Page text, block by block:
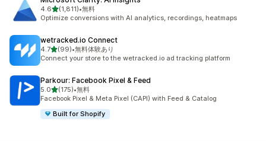
4.65つ星中
(1,811)
合計レビュー数：1811件
•無料
Optimize conversions with AI analytics, recordings, heatmaps
wetracked.io Connect
4.75つ星中
(99)
合計レビュー数：99件
•無料体験あり
Connect your store to the wetracked.io ad tracking platform
Parkour: Facebook Pixel & Feed
5.05つ星中
(175)
合計レビュー数：175件
•無料
Facebook Pixel & Meta Pixel (CAPI) with Feed & Catalog
Built for Shopify